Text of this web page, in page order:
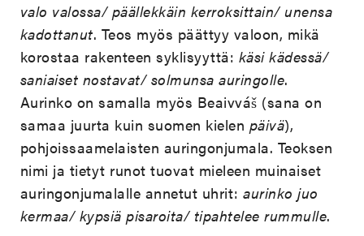
valo valossa/ päällekkäin kerroksittain/ unensa
kadottanut. Teos myös päättyy valoon, mikä
korostaa rakenteen syklisyyttä: käsi kädessä/
saniaiset nostavat/ solmunsa auringolle.
Aurinko on samalla myös Beaivváš (sana on
samaa juurta kuin suomen kielen päivä),
pohjoissaamelaisten auringonjumala. Teoksen
nimi ja tietyt runot tuovat mieleen muinaiset
auringonjumalalle annetut uhrit:aurinko juo
kermaa/ kypsiä pisaroita/ tipahtelee rummulle.